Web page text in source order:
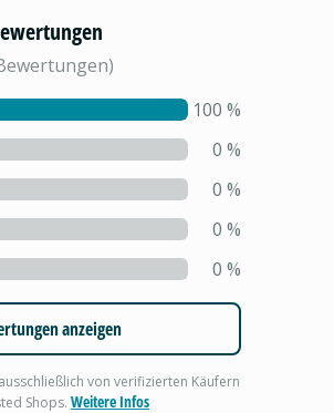
)
100 %
0 %
0 %
0 %
0 %
anzeigen
von verifizierten Käufern
Shops.Weitere Infos